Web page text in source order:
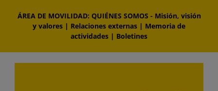
contenido
ÁREA DE MOVILIDAD: QUIÉNES SOMOS - Misión, visión
y valores | Relaciones externas | Memoria de
actividades | Boletines